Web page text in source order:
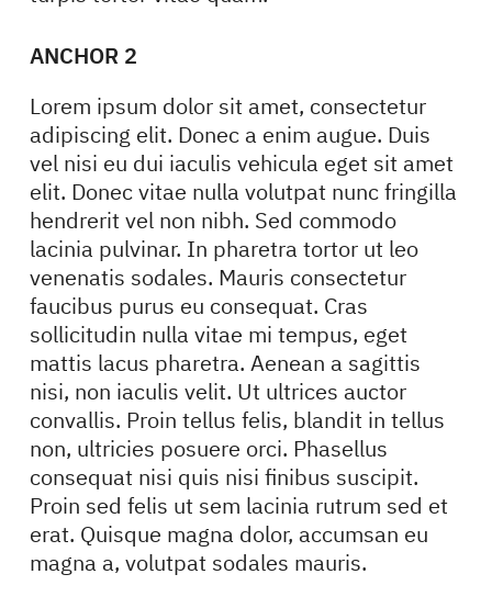
ANCHOR 2
Lorem ipsum dolor sit amet, consectetur
adipiscing elit. Donec a enim augue. Duis
vel nisi eu dui iaculis vehicula eget sit amet
elit. Donec vitae nulla volutpat nunc fringilla
hendrerit vel non nibh. Sed commodo
lacinia pulvinar. In pharetra tortor ut leo
venenatis sodales. Mauris consectetur
faucibus purus eu consequat. Cras
sollicitudin nulla vitae mi tempus, eget
mattis lacus pharetra. Aenean a sagittis
nisi, non iaculis velit. Ut ultrices auctor
convallis. Proin tellus felis, blandit in tellus
non, ultricies posuere orci. Phasellus
consequat nisi quis nisi finibus suscipit.
Proin sed felis ut sem lacinia rutrum sed et
erat. Quisque magna dolor, accumsan eu
magna a, volutpat sodales mauris.